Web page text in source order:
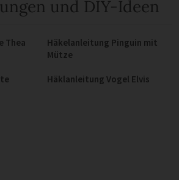
und DIY-Ideen
Thea
Häkelanleitung Pinguin mit
Mütze
Häklanleitung Vogel Elvis